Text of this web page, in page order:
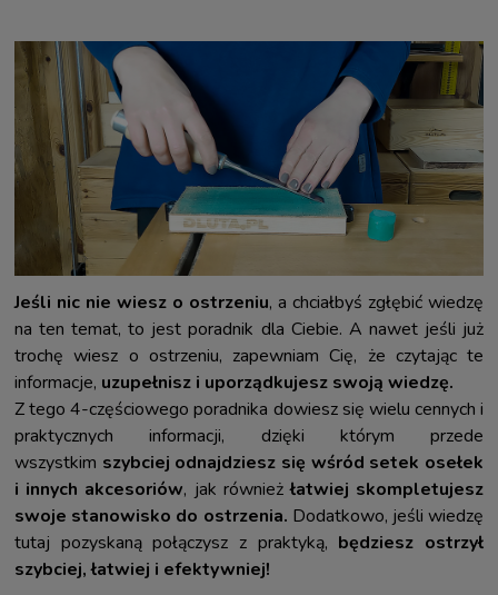
Jeśli nic nie wiesz o ostrzeniu, a chciałbyś zgłębić wiedzę
na ten temat, to jest poradnik dla Ciebie. A nawet jeśli już
trochę wiesz o ostrzeniu, zapewniam Cię, że czytając te
informacje, uzupełnisz i uporządkujesz swoją wiedzę.
Z tego 4-częściowego poradnika dowiesz się wielu cennych i
praktycznych informacji, dzięki którym przede
wszystkim szybciej odnajdziesz się wśród setek osełek
i innych akcesoriów, jak równieżłatwiej skompletujesz
swoje stanowisko do ostrzenia. Dodatkowo, jeśli wiedzę
tutaj pozyskaną połączysz z praktyką, będziesz ostrzył
szybciej, łatwiej i efektywniej!